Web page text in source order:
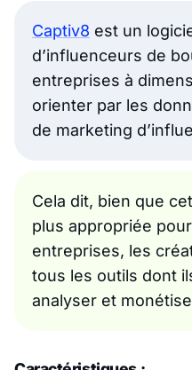
Captiv8 est un
d’influenceurs de
entreprises à
orienter par les
de marketing
Cela dit, bien que
plus appropriée
entreprises, les
tous les outils dont
analyser et